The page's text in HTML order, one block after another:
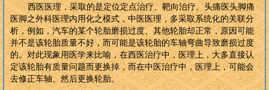
西医医理，采取的是定位定点治疗、靶向治疗、头痛医头脚痛
医脚之外科医理内用化之模式，中医医理，多采取系统化的关联分
析，例如，汽车的某个轮胎磨损过度、其他轮胎却正常，原因可能
并不是该轮胎质量不好，而可能是该轮胎的车轴弯曲导致磨损过度
的。对此现象用医学来比喻，在西医治疗中，医理上，大多直接认
定该轮胎有质量问题而更换掉，而在中医治疗中，医理上，可能会
去修正车轴、然后更换轮胎。